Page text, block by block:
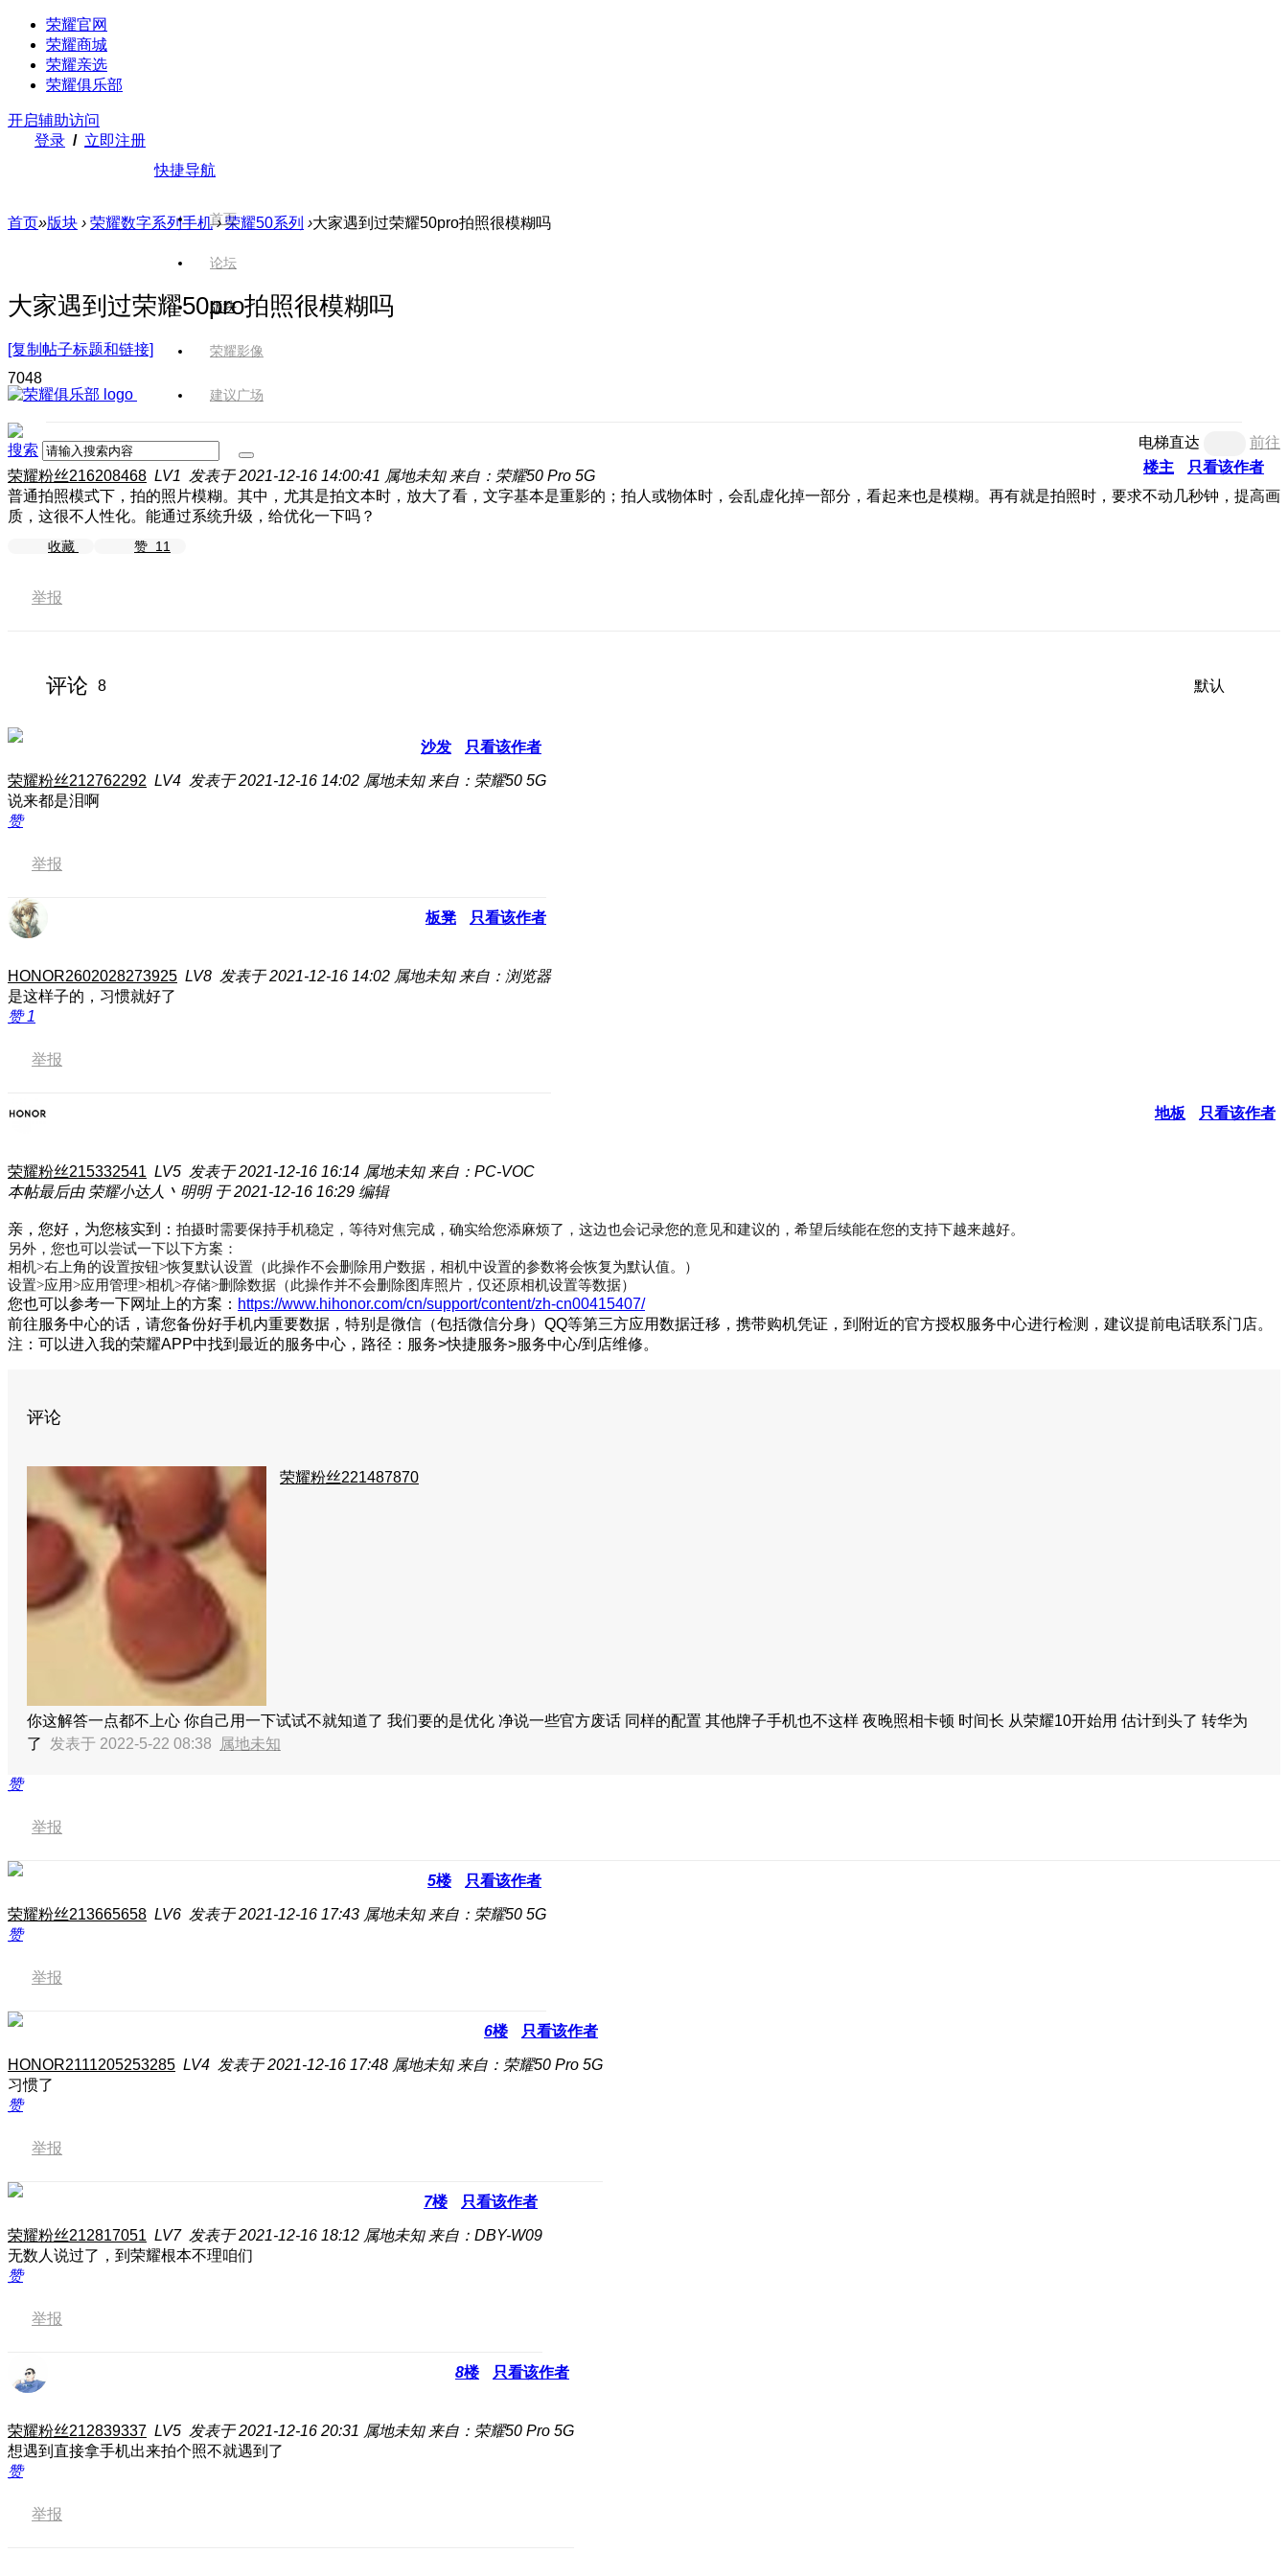
荣耀官网
荣耀商城
荣耀亲选
荣耀俱乐部
开启辅助访问
登录 / 立即注册
快捷导航
首页
论坛
版块
荣耀影像
建议广场
搜索
首页»版块 › 荣耀数字系列手机 › 荣耀50系列 ›大家遇到过荣耀50pro拍照很模糊吗
大家遇到过荣耀50pro拍照很模糊吗
[复制帖子标题和链接]
7048
电梯直达
前往
楼主
只看该作者
荣耀粉丝216208468 LV1 发表于 2021-12-16 14:00:41 属地未知 来自：荣耀50 Pro 5G
普通拍照模式下，拍的照片模糊。其中，尤其是拍文本时，放大了看，文字基本是重影的；拍人或物体时，会乱虚化掉一部分，看起来也是模糊。再有就是拍照时，要求不动几秒钟，提高画
质，这很不人性化。能通过系统升级，给优化一下吗？
收藏 赞 11
举报
评论 8 默认
沙发 只看该作者
荣耀粉丝212762292 LV4 发表于 2021-12-16 14:02 属地未知 来自：荣耀50 5G
说来都是泪啊
赞
举报
板凳 只看该作者
HONOR2602028273925 LV8 发表于 2021-12-16 14:02 属地未知 来自：浏览器
是这样子的，习惯就好了
赞1
举报
地板 只看该作者
荣耀粉丝215332541 LV5 发表于 2021-12-16 16:14 属地未知 来自：PC-VOC
本帖最后由 荣耀小达人丶明明 于 2021-12-16 16:29 编辑
亲，您好，为您核实到： 拍摄时需要保持手机稳定，等待对焦完成，确实给您添麻烦了，这边也会记录您的意见和建议的，希望后续能在您的支持下越来越好。
另外，您也可以尝试一下以下方案：
相机>右上角的设置按钮>恢复默认设置（此操作不会删除用户数据，相机中设置的参数将会恢复为默认值。）
设置>应用>应用管理>相机>存储>删除数据（此操作并不会删除图库照片，仅还原相机设置等数据）
您也可以参考一下网址上的方案： https://www.hihonor.com/cn/support/content/zh-cn00415407/
前往服务中心的话，请您备份好手机内重要数据，特别是微信（包括微信分身）QQ等第三方应用数据迁移，携带购机凭证，到附近的官方授权服务中心进行检测，建议提前电话联系门店。
注：可以进入我的荣耀APP中找到最近的服务中心，路径：服务>快捷服务>服务中心/到店维修。
评论
荣耀粉丝221487870
你这解答一点都不上心 你自己用一下试试不就知道了 我们要的是优化 净说一些官方废话 同样的配置 其他牌子手机也不这样 夜晚照相卡顿 时间长 从荣耀10开始用 估计到头了 转华为
了 发表于 2022-5-22 08:38 属地未知
赞
举报
5楼 只看该作者
荣耀粉丝213665658 LV6 发表于 2021-12-16 17:43 属地未知 来自：荣耀50 5G
赞
举报
6楼 只看该作者
HONOR2111205253285 LV4 发表于 2021-12-16 17:48 属地未知 来自：荣耀50 Pro 5G
习惯了
赞
举报
7楼 只看该作者
荣耀粉丝212817051 LV7 发表于 2021-12-16 18:12 属地未知 来自：DBY-W09
无数人说过了，到荣耀根本不理咱们
赞
举报
8楼 只看该作者
荣耀粉丝212839337 LV5 发表于 2021-12-16 20:31 属地未知 来自：荣耀50 Pro 5G
想遇到直接拿手机出来拍个照不就遇到了
赞
举报